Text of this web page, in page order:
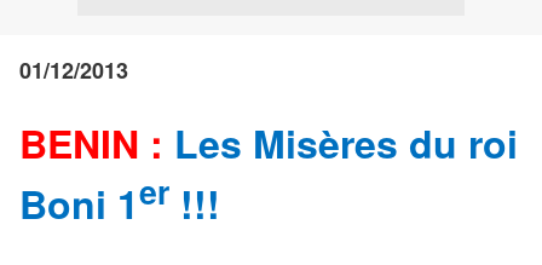
01/12/2013
BENIN : Les Misères du roi
Boni 1er !!!